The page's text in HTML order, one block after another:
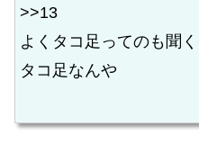
>>13
よくタコ足ってのも聞
タコ足なんや